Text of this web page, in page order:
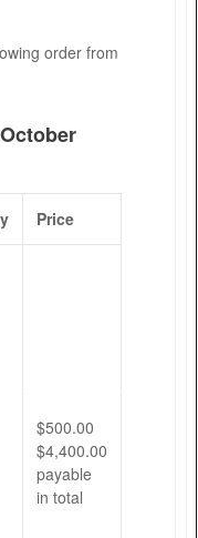
order from
Price
$500.00
$4,400.00
payable
in total